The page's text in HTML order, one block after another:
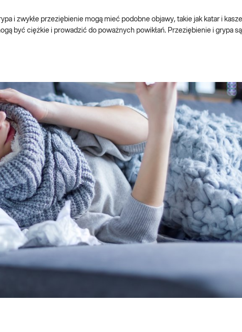
i zwykłe przeziębienie mogą mieć podobne objawy, takie jak katar i
być ciężkie i prowadzić do poważnych powikłań. Przeziębienie i grypa